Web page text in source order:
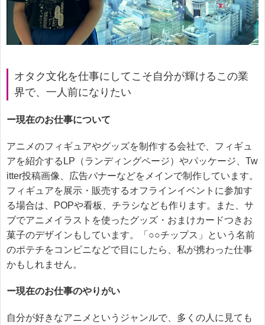
オタク文化を仕事にしてこそ自分が輝けるこの業
界で、一人前になりたい
ー現在のお仕事について
アニメのフィギュアやグッズを制作する会社で、フィギュ
アを紹介するLP（ランディングページ）やパッケージ、Tw
itter投稿画像、広告バナーなどをメインで制作しています。
フィギュアを展示・販売するオフラインイベントに参加す
る場合は、POPや看板、チラシなども作ります。また、サ
ブでアニメイラストを使ったグッズ・おまけカードつきお
菓子のデザインもしています。「○○チップス」という名前
のポテチをコンビニなどで目にしたら、私が携わった仕事
かもしれません。
ー現在のお仕事のやりがい
自分が好きなアニメというジャンルで、多くの人に見ても